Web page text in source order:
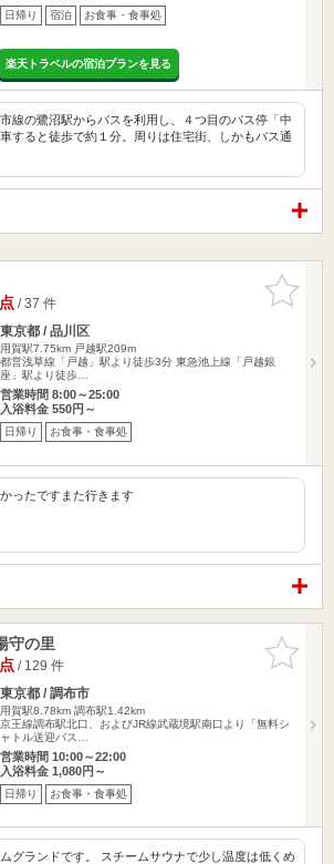
日帰り 宿泊 お食事・食事処
楽天トラベルの宿泊プランを見る
線の鷺沼駅からバスを利用し、４つ目のバス停「中
すると徒歩で約１分。周りは住宅街、しかもバス通
お気に入
りに追加
/ 37 件
東京都 / 品川区
用賀駅7.75km 戸越駅209m
都営浅草線「戸越」駅より徒歩3分 東急池上線「戸越銀
座」駅より徒歩…
営業時間 8:00～25:00
入浴料金 550円～
日帰り お食事・食事処
ったですまた行きます
お気に入
りに追加
守の里
/ 129 件
東京都 / 調布市
用賀駅8.78km 調布駅1.42km
京王線調布駅北口、およびJR線武蔵境駅南口より「無料シ
ャトル送迎バス…
営業時間 10:00～22:00
入浴料金 1,080円～
日帰り お食事・食事処
グランドです。 スチームサウナで少し温度は低くめ